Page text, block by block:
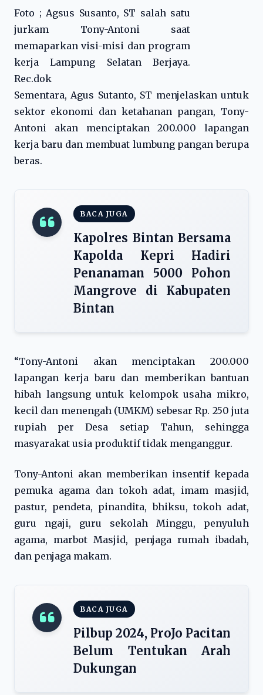
Foto ; Agsus Susanto, ST salah satu
jurkam Tony-Antoni saat
memaparkan visi-misi dan program
kerja Lampung Selatan Berjaya.
Rec.dok
Sementara, Agus Sutanto, ST menjelaskan untuk
sektor ekonomi dan ketahanan pangan, Tony-
Antoni akan menciptakan 200.000 lapangan
kerja baru dan membuat lumbung pangan berupa
beras.
BACA JUGA
Kapolres Bintan Bersama
Kapolda Kepri Hadiri
Penanaman 5000 Pohon
Mangrove di Kabupaten
Bintan
“Tony-Antoni akan menciptakan 200.000
lapangan kerja baru dan memberikan bantuan
hibah langsung untuk kelompok usaha mikro,
kecil dan menengah (UMKM) sebesar Rp. 250 juta
rupiah per Desa setiap Tahun, sehingga
masyarakat usia produktif tidak menganggur.
Tony-Antoni akan memberikan insentif kepada
pemuka agama dan tokoh adat, imam masjid,
pastur, pendeta, pinandita, bhiksu, tokoh adat,
guru ngaji, guru sekolah Minggu, penyuluh
agama, marbot Masjid, penjaga rumah ibadah,
dan penjaga makam.
BACA JUGA
Pilbup 2024, ProJo Pacitan
Belum Tentukan Arah
Dukungan